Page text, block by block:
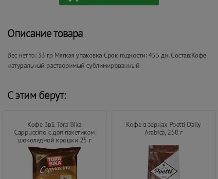
Описание товара
Вес нетто: 33 гр Мягкая упаковка Срок годности: 455 дн. Состав:Кофе
натуральный растворимый сублимированный.
С этим берут:
Кофе 3в1 Tora Bika
Cappuccino с доп пакетиком
шоколадной крошки 25 г
Кофе в зернах Poetti Daily
Arabica, 250 г